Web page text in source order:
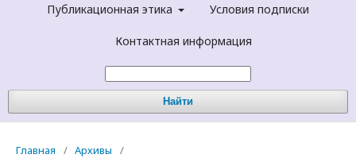
Публикационная этика Условия подписки
Контактная информация
Найти
Главная / Архивы
/